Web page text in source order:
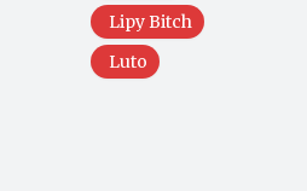
Lipy Bitch
Luto